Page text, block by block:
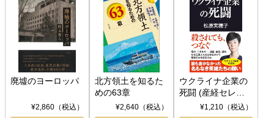
廃墟のヨーロッパ
¥2,860（税込）
北方領土を知るた
めの63章
¥2,640（税込）
ウクライナ企業の
死闘 (産経セレク
ト S 039)¥1,210（税込）